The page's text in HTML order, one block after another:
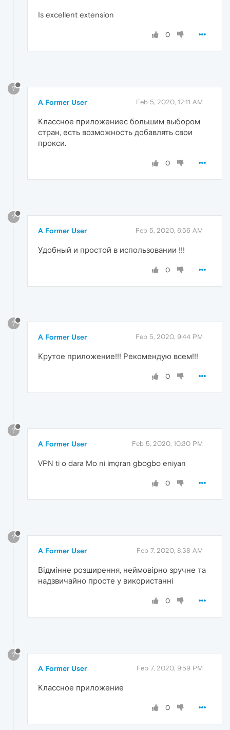
Is excellent extension
0
?
A Former User Feb 5, 2020, 12:11 AM
Классное приложениес большим выбором
стран, есть возможность добавлять свои
прокси.
0
?
A Former User Feb 5, 2020, 6:56 AM
Удобный и простой в использовании !!!
0
?
A Former User Feb 5, 2020, 9:44 PM
Крутое приложение!!! Рекомендую всем!!!
0
?
A Former User Feb 5, 2020, 10:30 PM
VPN ti o dara Mo ni imọran gbogbo eniyan
0
?
A Former User Feb 7, 2020, 8:38 AM
Відмінне розширення, неймовірно зручне та
надзвичайно просте у використанні
0
?
A Former User Feb 7, 2020, 9:59 PM
Классное приложение
0